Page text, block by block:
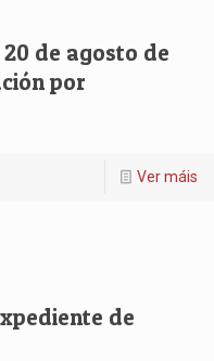
de agosto de
por
Ver máis
de